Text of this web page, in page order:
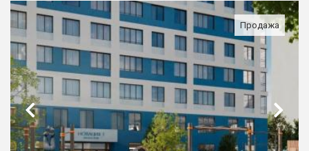
Продажа